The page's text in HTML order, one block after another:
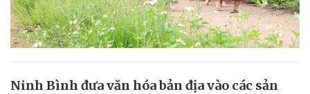
Ninh Bình đưa văn hóa bản địa vào các sản